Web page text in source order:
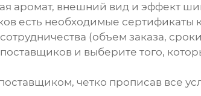
аромат, внешний вид и эффект
есть необходимые сертификаты
(объем заказа,
и выберите того,
четко прописав все